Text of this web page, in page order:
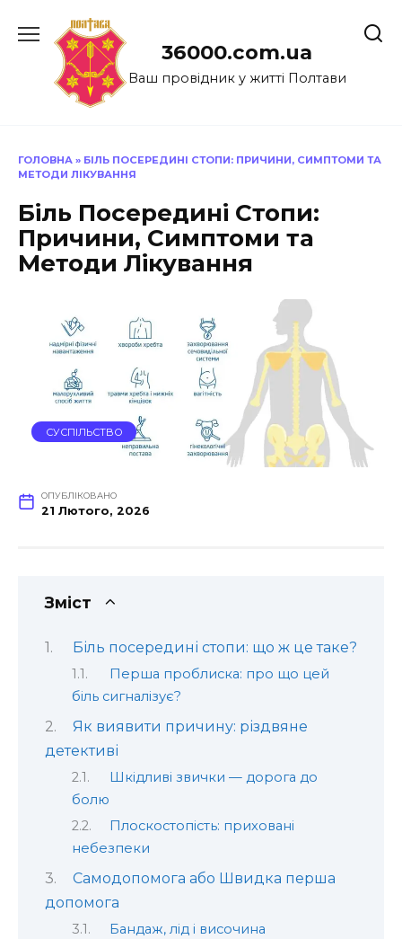
до
36000.com.ua
Ваш провідник у житті Полтави
ГОЛОВНА » БІЛЬ ПОСЕРЕДИНІ СТОПИ: ПРИЧИНИ, СИМПТОМИ ТА
МЕТОДИ ЛІКУВАННЯ
Біль Посередині Стопи:
Причини, Симптоми та
Методи Лікування
СУСПІЛЬСТВО
ОПУБЛІКОВАНО
21 Лютого, 2026
Зміст
Біль посередині стопи: що ж це таке?
Перша проблиска: про що цей
біль сигналізує?
Як виявити причину: різдвяне
детективі
Шкідливі звички — дорога до
болю
Плоскостопість: приховані
небезпеки
Самодопомога або Швидка перша
допомога
Бандаж, лід і височина